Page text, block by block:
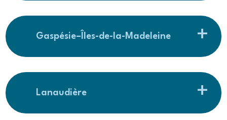
Gaspésie–Îles-de-la-Madeleine
Lanaudière